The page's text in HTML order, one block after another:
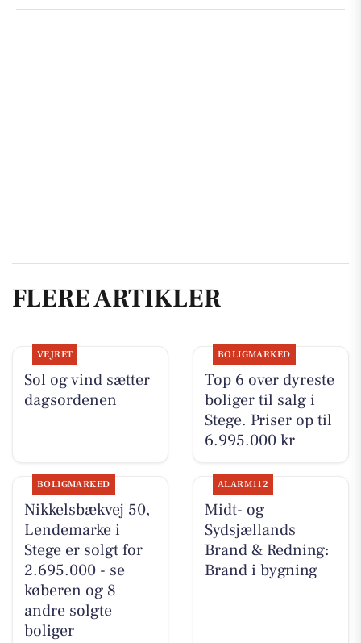
FLERE ARTIKLER
VEJRET
Sol og vind sætter
dagsordenen
BOLIGMARKED
Top 6 over dyreste
boliger til salg i
Stege. Priser op til
6.995.000 kr
BOLIGMARKED
Nikkelsbækvej 50,
Lendemarke i
Stege er solgt for
2.695.000 - se
køberen og 8
andre solgte
boliger
ALARM112
Midt- og
Sydsjællands
Brand & Redning:
Brand i bygning